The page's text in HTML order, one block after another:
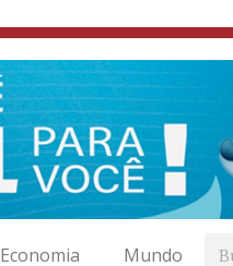
Economia Mundo